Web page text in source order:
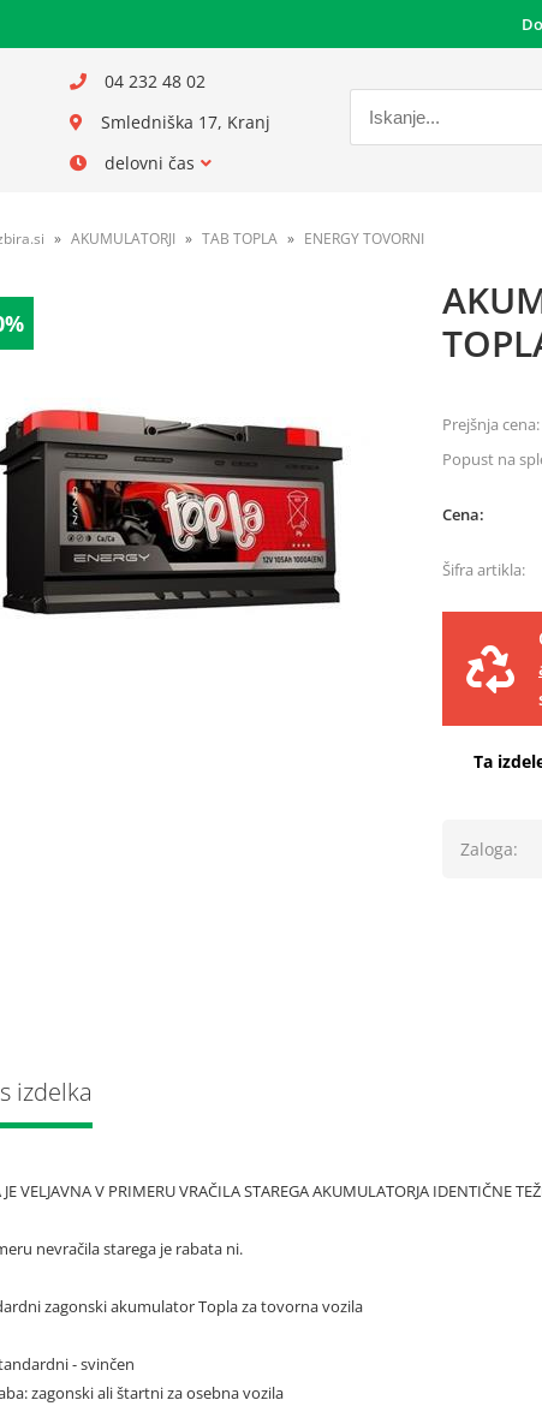
04 232 48 02
Smledniška 17, Kranj
delovni čas
AKUMULATORJI TAB TOPLA ENERGY TOVORNI
Prejšnja cena:
Popust na
Cena:
Šifra artikla:
Ta
Zaloga:
izdelka
JE VELJAVNA V PRIMERU VRAČILA STAREGA AKUMULATORJA IDENTIČNE
nevračila starega je rabata ni.
zagonski akumulator Topla za tovorna vozila
- svinčen
zagonski ali štartni za osebna vozila